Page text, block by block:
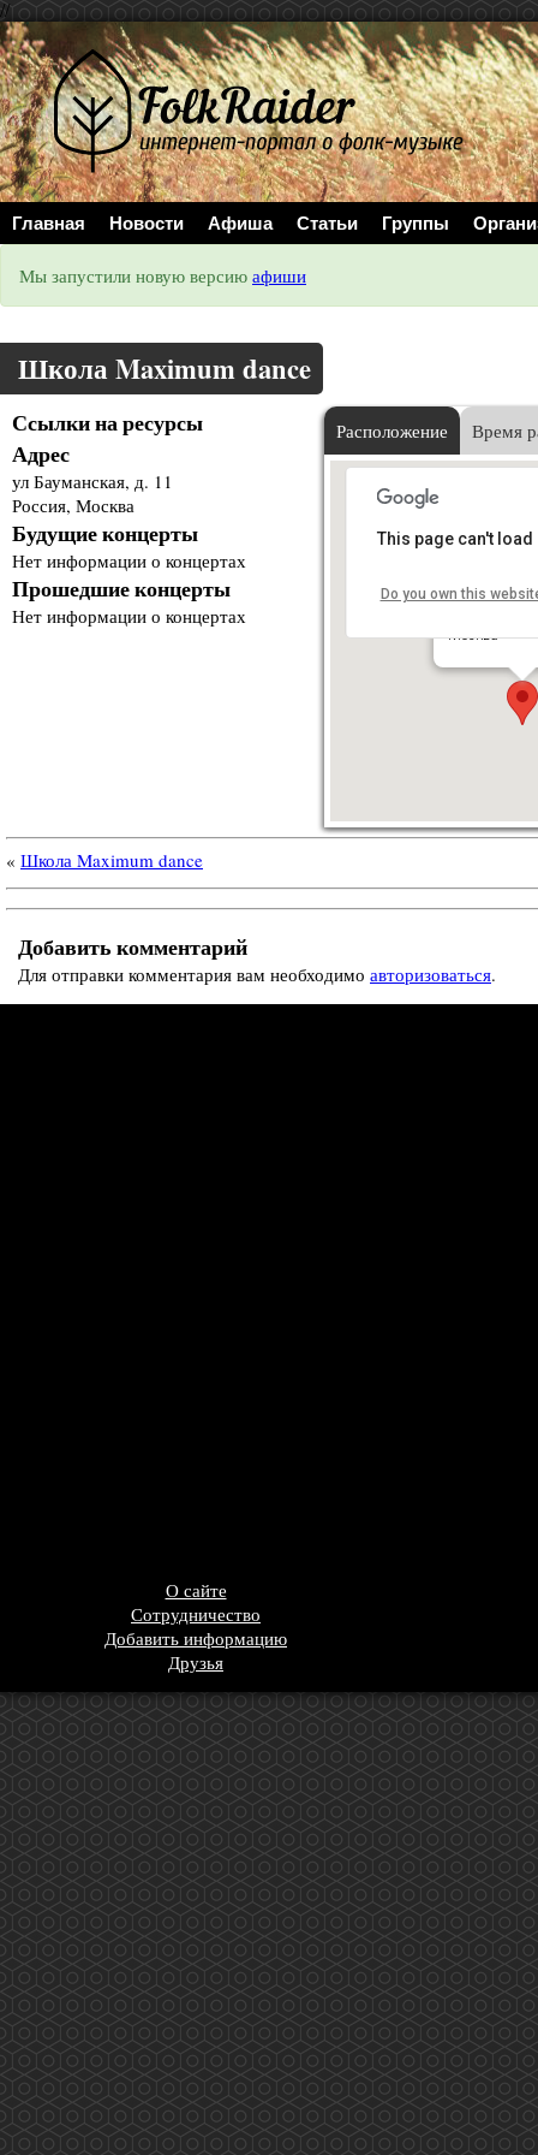
//
Главная Новости Афиша Статьи Группы
Мы запустили новую версию афиши
Школа Maximum dance
Ссылки на ресурсы
Адрес
ул Бауманская, д. 11
Россия, Москва
Будущие концерты
Нет информации о концертах
Прошедшие концерты
Нет информации о концертах
Расположение Время
Школа
Москва
This page can't
Do you own this
« Школа Maximum dance
Добавить комментарий
Для отправки комментария вам необходимо авторизоваться.
О сайте
Сотрудничество
Добавить информацию
Друзья